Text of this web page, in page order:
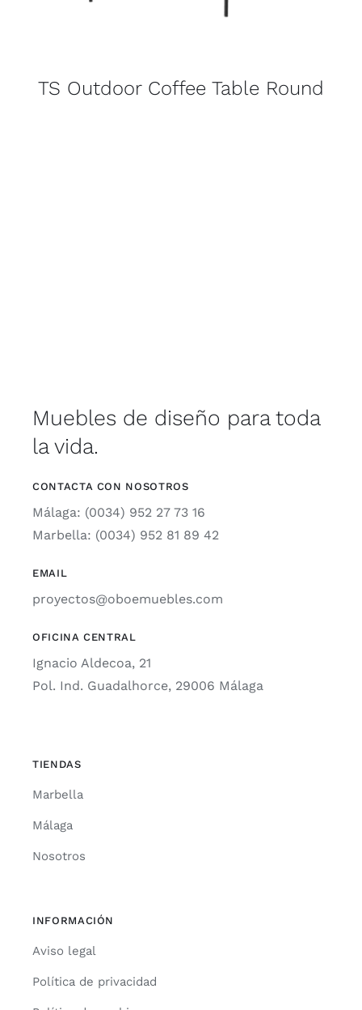
TS Outdoor Coffee Table Round
Muebles de diseño para toda
la vida.
CONTACTA CON NOSOTROS
Málaga: (0034) 952 27 73 16
Marbella: (0034) 952 81 89 42
EMAIL
proyectos@oboemuebles.com
OFICINA CENTRAL
Ignacio Aldecoa, 21
Pol. Ind. Guadalhorce, 29006 Málaga
TIENDAS
Marbella
Málaga
Nosotros
INFORMACIÓN
Aviso legal
Política de privacidad